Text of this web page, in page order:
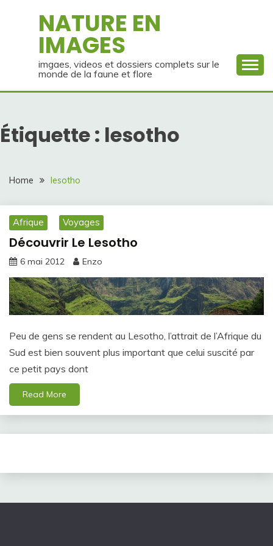
NATURE EN
IMAGES
imgaes, videos et dossiers complets sur le
monde de la faune et flore
Étiquette : lesotho
Home lesotho
Afrique Voyages
Découvrir Le Lesotho
6 mai 2012 Enzo
Peu de gens se rendent au Lesotho, l’attrait de l’Afrique du
Sud est bien souvent plus important que celui suscité par
ce petit pays dont
Read More